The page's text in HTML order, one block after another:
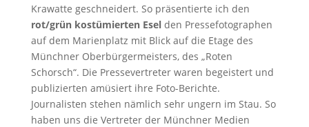
Krawatte geschneidert. So präsentierte ich den
rot/grün kostümierten Eselden Pressefotographen
auf dem Marienplatz mit Blick auf die Etage des
Münchner Oberbürgermeisters, des „Roten
Schorsch“. Die Pressevertreter waren begeistert und
publizierten amüsiert ihre Foto-Berichte.
Journalisten stehen nämlich sehr ungern im Stau. So
haben uns die Vertreter der Münchner Medien